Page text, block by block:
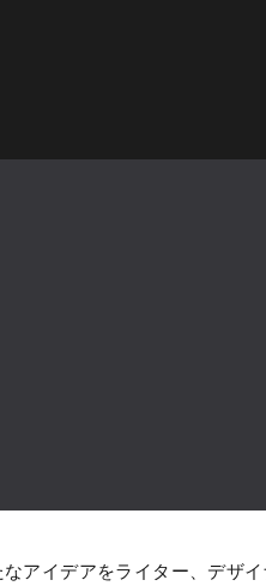
アイデアをライター、デザ